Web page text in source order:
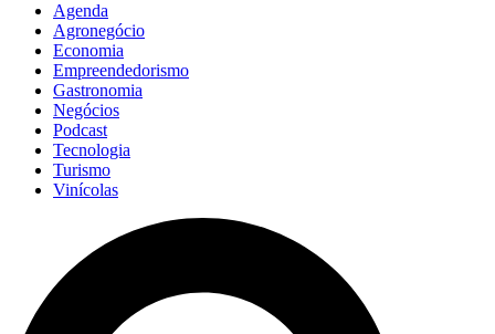
Agenda
Agronegócio
Economia
Empreendedorismo
Gastronomia
Negócios
Podcast
Tecnologia
Turismo
Vinícolas